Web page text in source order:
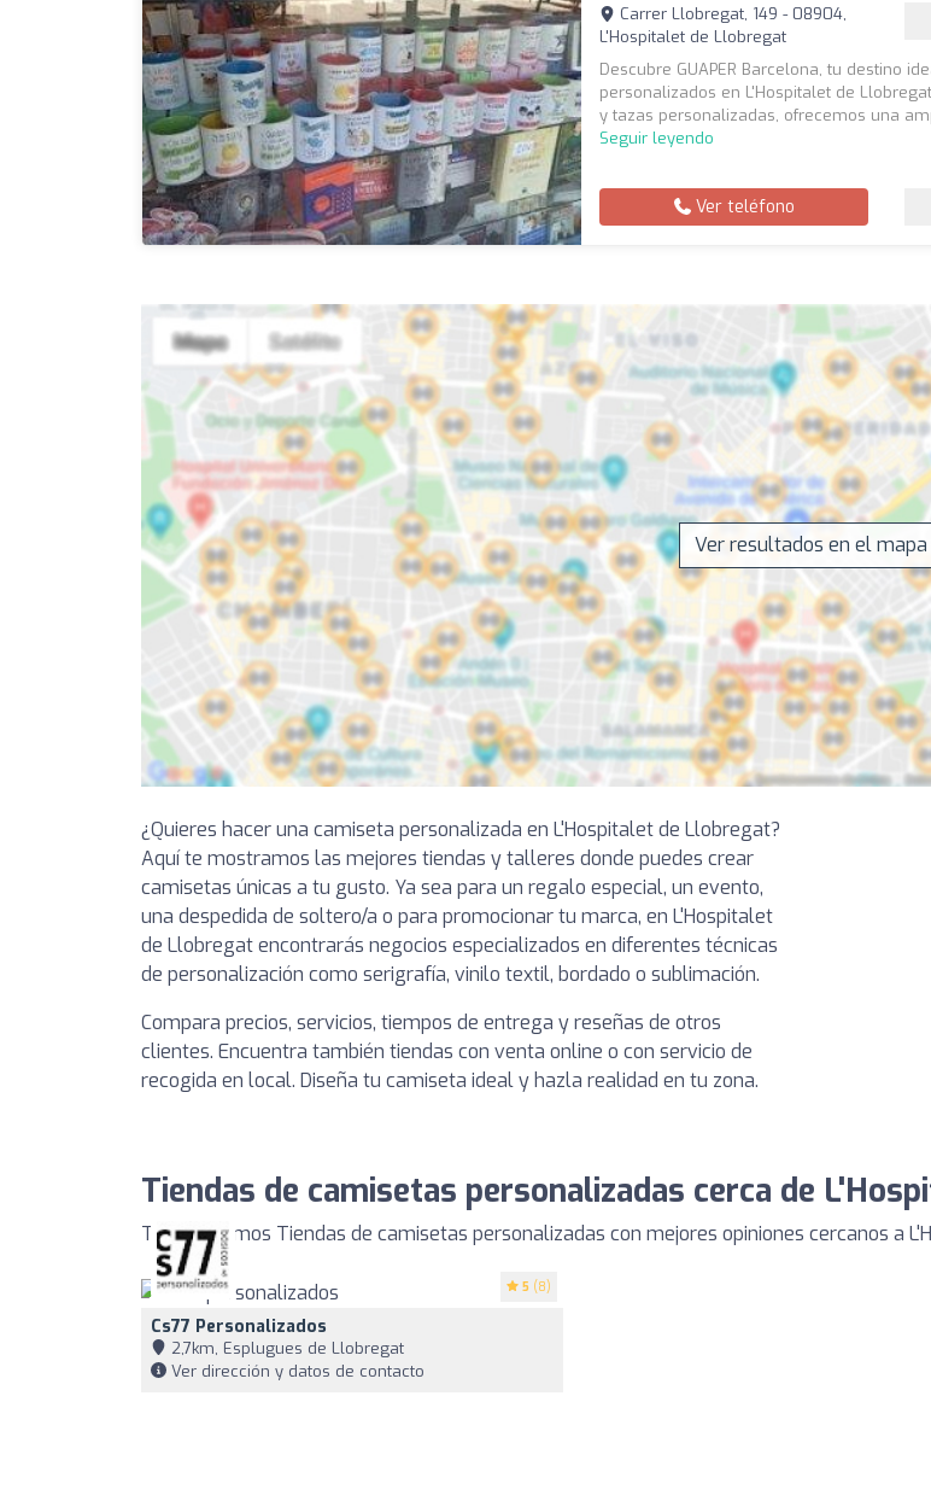
Carrer Llobregat, 149 - 08904,
L'Hospitalet de Llobregat
Descubre GUAPER Barcelona, tu destino
personalizados en L'Hospitalet de
y tazas personalizadas, ofrecemos una
Seguir leyendo
Ver teléfono
Ver resultados en el mapa
¿Quieres hacer una camiseta personalizada en L'Hospitalet de Llobregat?
Aquí te mostramos las mejores tiendas y talleres donde puedes crear
camisetas únicas a tu gusto. Ya sea para un regalo especial, un evento,
una despedida de soltero/a o para promocionar tu marca, en L'Hospitalet
de Llobregat encontrarás negocios especializados en diferentes técnicas
de personalización como serigrafía, vinilo textil, bordado o sublimación.
Compara precios, servicios, tiempos de entrega y reseñas de otros
clientes. Encuentra también tiendas con venta online o con servicio de
recogida en local. Diseña tu camiseta ideal y hazla realidad en tu zona.
Tiendas de camisetas personalizadas cerca de
Te mostramos Tiendas de camisetas personalizadas con mejores opiniones cercanos a
5 (8)
Cs77 Personalizados
2,7km, Esplugues de Llobregat
Ver dirección y datos de contacto